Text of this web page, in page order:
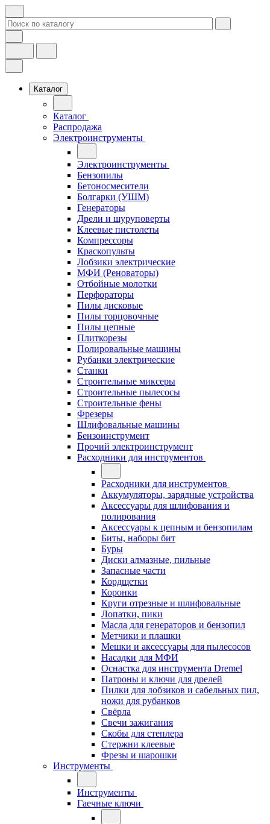
Каталог
Каталог
Распродажа
Электроинструменты
Электроинструменты
Бензопилы
Бетоносмесители
Болгарки (УШМ)
Генераторы
Дрели и шуруповерты
Клеевые пистолеты
Компрессоры
Краскопульты
Лобзики электрические
МФИ (Реноваторы)
Отбойные молотки
Перфораторы
Пилы дисковые
Пилы торцовочные
Пилы цепные
Плиткорезы
Полировальные машины
Рубанки электрические
Станки
Строительные миксеры
Строительные пылесосы
Строительные фены
Фрезеры
Шлифовальные машины
Бензоинструмент
Прочий электроинструмент
Расходники для инструментов
Расходники для инструментов
Аккумуляторы, зарядные устройства
Аксессуары для шлифования и
полирования
Аксессуары к цепным и бензопилам
Биты, наборы бит
Буры
Диски алмазные, пильные
Запасные части
Кордщетки
Коронки
Круги отрезные и шлифовальные
Лопатки, пики
Масла для генераторов и бензопил
Метчики и плашки
Мешки и аксессуары для пылесосов
Насадки для МФИ
Оснастка для инструмента Dremel
Патроны и ключи для дрелей
Пилки для лобзиков и сабельных пил,
ножи для рубанков
Свёрла
Свечи зажигания
Скобы для степлера
Стержни клеевые
Фрезы и шарошки
Инструменты
Инструменты
Гаечные ключи